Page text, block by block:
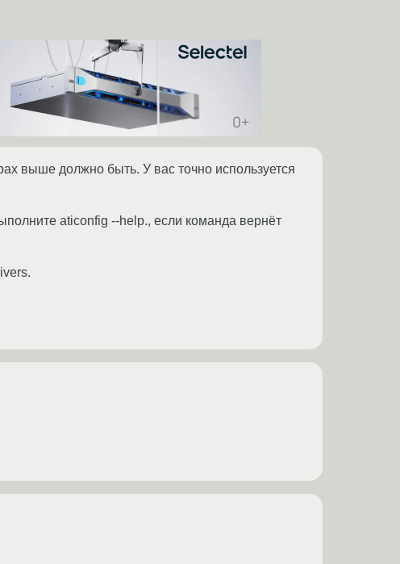
выше должно быть. У вас точно используется
aticonfig --help., если команда вернёт